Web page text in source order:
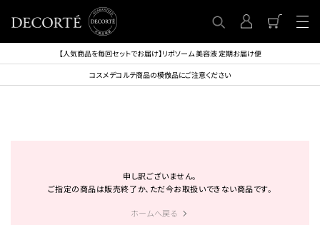
【人気商品を毎回セットでお届け】リポソーム 美容液 定期お届け便
コスメデコルテ商品の模倣品にご注意ください
申し訳ございません。
ご指定の商品は販売終了か、ただ今お取扱いできない商品です。
ホームへ戻る